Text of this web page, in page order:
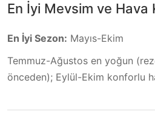
En İyi Mevsim ve Hava
En İyi Sezon: Mayıs-Ekim
Temmuz-Ağustos en yoğun
önceden); Eylül-Ekim konforlu